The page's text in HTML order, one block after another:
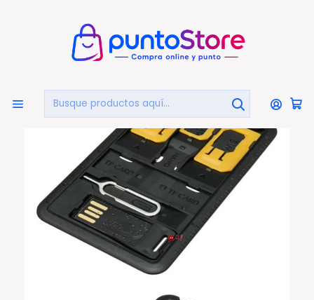
Inicio CELULARES Y ACCESORIOS Otros
Adaptador Tarjetas Sim Varios Tamaños - Ps